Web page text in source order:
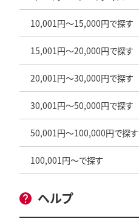
10,001円～15,000円で探す
15,001円～20,000円で探す
20,001円～30,000円で探す
30,001円～50,000円で探す
50,001円～100,000円で探す
100,001円～で探す
ヘルプ